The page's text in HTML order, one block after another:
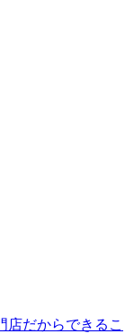
店だからできるこ